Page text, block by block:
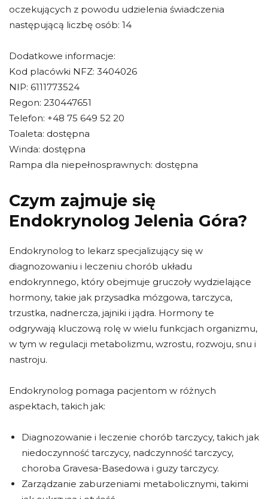
oczekujących z powodu udzielenia świadczenia
następującą liczbę osób: 14
Dodatkowe informacje:
Kod placówki NFZ: 3404026
NIP: 6111773524
Regon: 230447651
Telefon: +48 75 649 52 20
Toaleta: dostępna
Winda: dostępna
Rampa dla niepełnosprawnych: dostępna
Czym zajmuje się
Endokrynolog Jelenia Góra?
Endokrynolog to lekarz specjalizujący się w
diagnozowaniu i leczeniu chorób układu
endokrynnego, który obejmuje gruczoły wydzielające
hormony, takie jak przysadka mózgowa, tarczyca,
trzustka, nadnercza, jajniki i jądra. Hormony te
odgrywają kluczową rolę w wielu funkcjach organizmu,
w tym w regulacji metabolizmu, wzrostu, rozwoju, snu i
nastroju.
Endokrynolog pomaga pacjentom w różnych
aspektach, takich jak:
Diagnozowanie i leczenie chorób tarczycy, takich jak
niedoczynność tarczycy, nadczynność tarczycy,
choroba Gravesa-Basedowa i guzy tarczycy.
Zarządzanie zaburzeniami metabolicznymi, takimi